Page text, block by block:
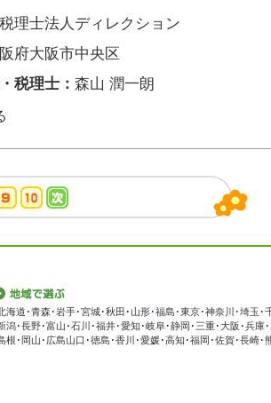
税理士法人ディレクション
府大阪市中央区
税理士： 森山 潤一朗
海道 ･青森･岩手･宮城･秋田 ･ 山形･福島 ･東京･神奈川 ･埼玉 ･
潟･長野･富山 ･石川 ･福井･愛知 ･岐阜･静岡 ･ 三重･大阪 ･兵庫･
根 ･ 岡山 ･ 広島山口 ･徳島 ･香川 ･愛媛･高知 ･福岡 ･佐賀･長崎･